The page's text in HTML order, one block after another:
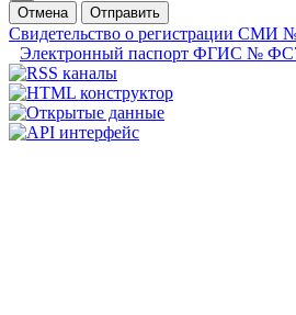
Отмена
Отправить
Свидетельство о регистрации СМИ
Электронный паспорт ФГИС №